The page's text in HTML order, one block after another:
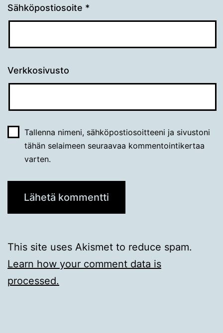
Sähköpostiosoite *
Verkkosivusto
Tallenna nimeni, sähköpostiosoitteeni ja sivustoni
tähän selaimeen seuraavaa kommentointikertaa
varten.
This site uses Akismet to reduce spam.
Learn how your comment data is
processed.